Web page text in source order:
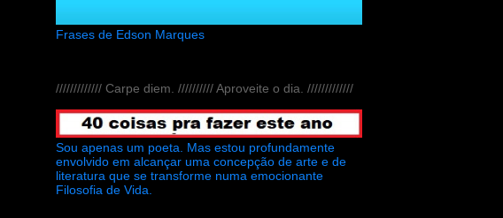
Frases de Edson Marques
///////////// Carpe diem. ////////// Aproveite o dia. /////////////
Sou apenas um poeta. Mas estou profundamente
envolvido em alcançar uma concepção de arte e de
literatura que se transforme numa emocionante
Filosofia de Vida.